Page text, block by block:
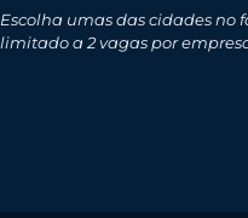
Escolha umas das cidades no
limitado a 2 vagas por